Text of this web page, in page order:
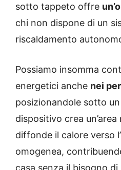
sotto tappeto offre
chi non dispone di un
riscaldamento
Possiamo insomma
energetici anche nei
posizionandole sotto
dispositivo crea
diffonde il calore verso
omogenea,
casa senza il bisogno